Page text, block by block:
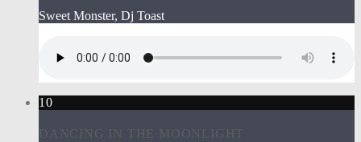
Sweet Monster, Dj Toast
10
DANCING IN THE MOONLIGHT